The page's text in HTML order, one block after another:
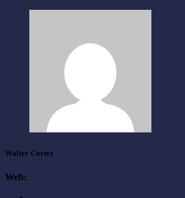
Walter Cortéz
Web: